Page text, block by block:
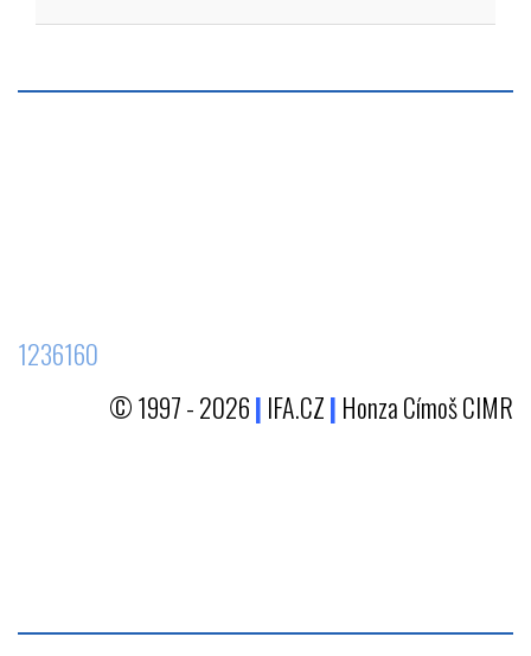
1236160
© 1997 - 2026| IFA.CZ| Honza Címoš CIMR